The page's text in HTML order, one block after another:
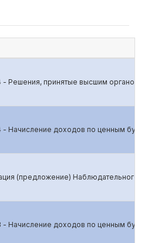
- Решения, принятые высшим органом
- Начисление доходов по ценным
(предложение) Наблюдательного
- Начисление доходов по ценным